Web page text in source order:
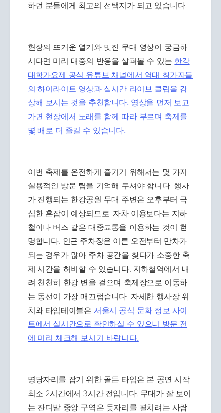
하던 분들에게 최고의 선택지가 되고 있습니다.
현장의 뜨거운 열기와 멋진 무대 영상이 궁금하
시다면 미리 대중의 반응을 살펴볼 수 있는 한강
대학가요제 공식 유튜브 채널에서 역대 참가자들
의 하이라이트 영상과 실시간 라이브 클립을 감
상해 보시는 것을 추천합니다. 영상을 먼저 보고
가면 현장에서 노래를 함께 따라 부르며 축제를
몇 배로 더 즐길 수 있습니다.
이번 축제를 온전하게 즐기기 위해서는 몇 가지
실용적인 방문 팁을 기억해 두셔야 합니다. 행사
가 진행되는 한강공원 무대 주변은 오후부터 극
심한 혼잡이 예상되므로, 자차 이용보다는 지하
철이나 버스 같은 대중교통을 이용하는 것이 현
명합니다. 인근 주차장은 이른 오전부터 만차가
되는 경우가 많아 주차 공간을 찾다가 소중한 축
제 시간을 허비할 수 있습니다. 지하철역에서 내
려 천천히 한강 변을 걸으며 축제장으로 이동하
는 동선이 가장 매끄럽습니다. 자세한 행사장 위
치와 타임테이블은 서울시 공식 문화 정보 사이
트에서 실시간으로 확인하실 수 있으니 방문 전
에 미리 체크해 보시기 바랍니다.
명당자리를 잡기 위한 골든 타임은 본 공연 시작
최소 2시간에서 3시간 전입니다. 무대가 잘 보이
는 잔디밭 중앙 구역은 돗자리를 펼치려는 사람